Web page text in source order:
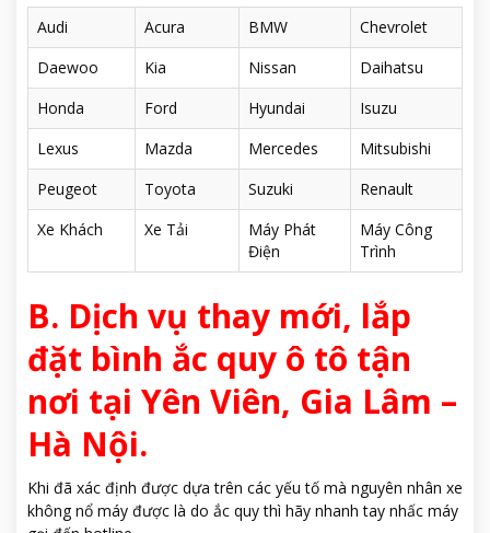
Audi Acura BMW
Chevrolet
Daewoo
Kia Nissan
Daihatsu
Honda
Ford Hyundai
Isuzu
Lexus
Mazda Mercedes
Mitsubishi
Peugeot
Toyota Suzuki
Renault
Xe Khách
Xe Tải
Máy Phát
Điện
Máy Công
Trình
B. Dịch vụ thay mới, lắp
đặt bình ắc quy ô tô tận
nơi tại Yên Viên, Gia Lâm –
Hà Nội.
Khi đã xác định được dựa trên các yếu tố mà nguyên nhân xe
không nổ máy được là do ắc quy thì hãy nhanh tay nhấc máy